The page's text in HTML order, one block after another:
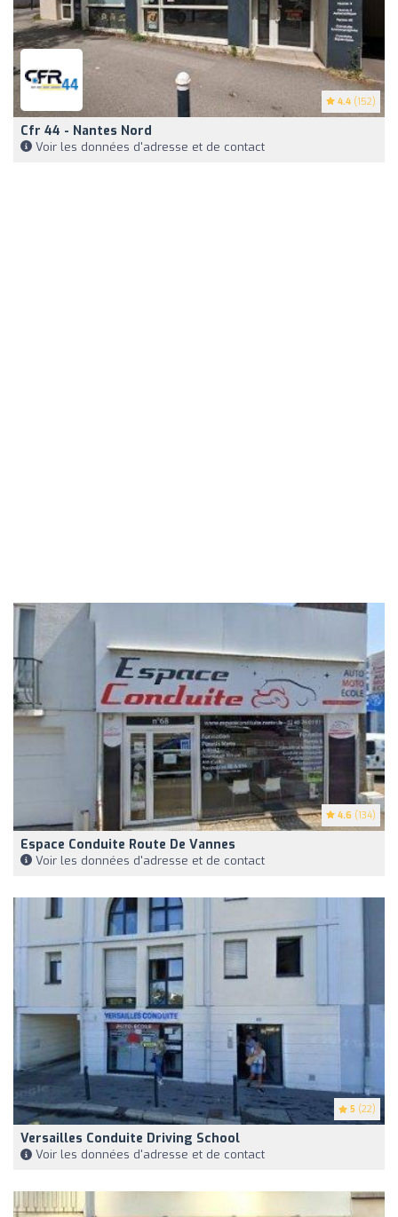
4.4 (152)
Cfr 44 - Nantes Nord
Voir les données d'adresse et de contact
4.6 (134)
Espace Conduite Route De Vannes
Voir les données d'adresse et de contact
5 (22)
Versailles Conduite Driving School
Voir les données d'adresse et de contact